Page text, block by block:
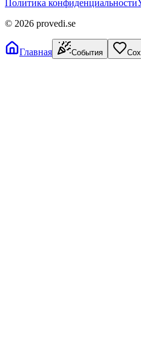
Политика конфиденциальности
© 2026 provedi.se
Главная События